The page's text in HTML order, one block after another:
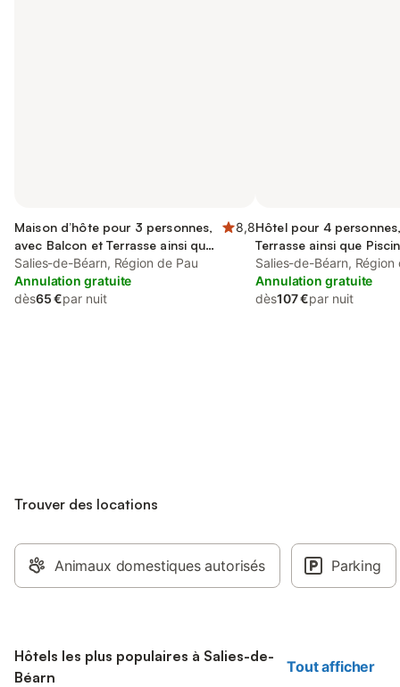
Maison d’hôte pour 3 personnes,
avec Balcon et Terrasse ainsi que
Jardin et Vue
8,8
Salies-de-Béarn, Région de Pau
Annulation gratuite
dès65 €par nuit
Hôtel pour 4
Terrasse ainsi que
Salies-de-Béarn, Région
Annulation gratuite
dès107 €par nuit
Trouver des locations
Animaux domestiques autorisés Parking
Hôtels les plus populaires à Salies-de-
Béarn
Tout afficher